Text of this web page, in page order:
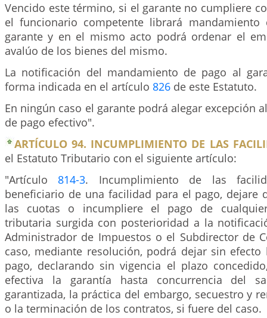
Vencido este término, si el garante no cumpliere
el funcionario competente librará
garante y en el mismo acto podrá ordenar el
avalúo de los bienes del mismo.
La notificación del mandamiento de pago al
forma indicada en el artículo 826 de este Estatuto.
En ningún caso el garante podrá alegar excepción
de pago efectivo".
ARTÍCULO 94. INCUMPLIMIENTO DE LAS
el Estatuto Tributario con el siguiente artículo:
"Artículo 814-3. Incumplimiento de las
beneficiario de una facilidad para el pago, dejare
las cuotas o incumpliere el pago de
tributaria surgida con posterioridad a la
Administrador de Impuestos o el Subdirector de
caso, mediante resolución, podrá dejar sin
pago, declarando sin vigencia el plazo
efectiva la garantía hasta concurrencia del
garantizada, la práctica del embargo, secuestro y
o la terminación de los contratos, si fuere del caso.